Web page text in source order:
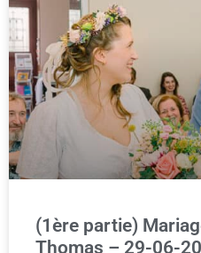
(1ère partie)
Thomas – 29-06-